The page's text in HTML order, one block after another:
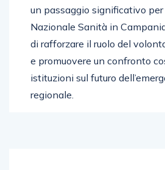
un passaggio significativo per
Nazionale Sanità in
di rafforzare il ruolo del
e promuovere un confronto
istituzioni sul futuro
regionale.